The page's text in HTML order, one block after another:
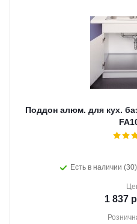
Поддон алюм. для кух.
Есть в наличии (30)
1 837